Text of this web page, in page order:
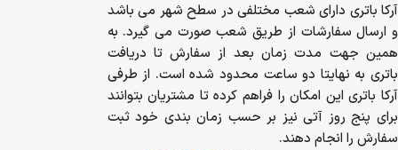
آرکا باتری دارای شعب مختلفی در سطح شهر می باشد
و ارسال سفارشات از طریق شعب صورت می گیرد. به
همین جهت مدت زمان بعد از سفارش تا دریافت
باتری به نهایتا دو ساعت محدود شده است. از طرفی
آرکا باتری این امکان را فراهم کرده تا مشتریان بتوانند
برای پنج روز آتی نیز بر حسب زمان بندی خود ثبت
سفارش را انجام دهند.